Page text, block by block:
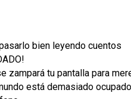
bien leyendo cuentos
zampará tu pantalla para
está demasiado